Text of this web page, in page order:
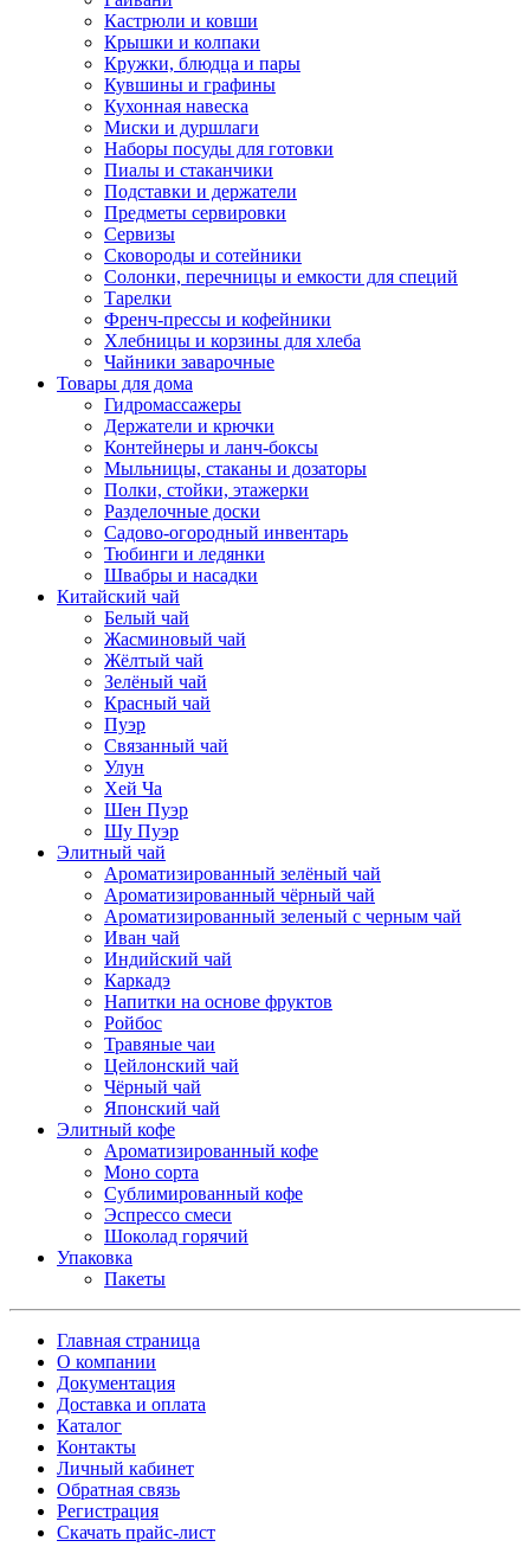
Кастрюли и ковши
Крышки и колпаки
Кружки, блюдца и пары
Кувшины и графины
Кухонная навеска
Миски и дуршлаги
Наборы посуды для готовки
Пиалы и стаканчики
Подставки и держатели
Предметы сервировки
Сервизы
Сковороды и сотейники
Солонки, перечницы и емкости для специй
Тарелки
Френч-прессы и кофейники
Хлебницы и корзины для хлеба
Чайники заварочные
Товары для дома
Гидромассажеры
Держатели и крючки
Контейнеры и ланч-боксы
Мыльницы, стаканы и дозаторы
Полки, стойки, этажерки
Разделочные доски
Садово-огородный инвентарь
Тюбинги и ледянки
Швабры и насадки
Китайский чай
Белый чай
Жасминовый чай
Жёлтый чай
Зелёный чай
Красный чай
Пуэр
Связанный чай
Улун
Хей Ча
Шен Пуэр
Шу Пуэр
Элитный чай
Ароматизированный зелёный чай
Ароматизированный чёрный чай
Ароматизированный зеленый с черным чай
Иван чай
Индийский чай
Каркадэ
Напитки на основе фруктов
Ройбос
Травяные чаи
Цейлонский чай
Чёрный чай
Японский чай
Элитный кофе
Ароматизированный кофе
Моно сорта
Сублимированный кофе
Эспрессо смеси
Шоколад горячий
Упаковка
Пакеты
Главная страница
О компании
Документация
Доставка и оплата
Каталог
Контакты
Личный кабинет
Обратная связь
Регистрация
Скачать прайс-лист